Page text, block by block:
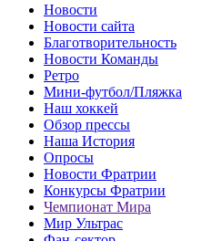
Новости
Новости сайта
Благотворительность
Новости Команды
Ретро
Мини-футбол/Пляжка
Наш хоккей
Обзор прессы
Наша История
Опросы
Новости Фратрии
Конкурсы Фратрии
Чемпионат Мира
Мир Ультрас